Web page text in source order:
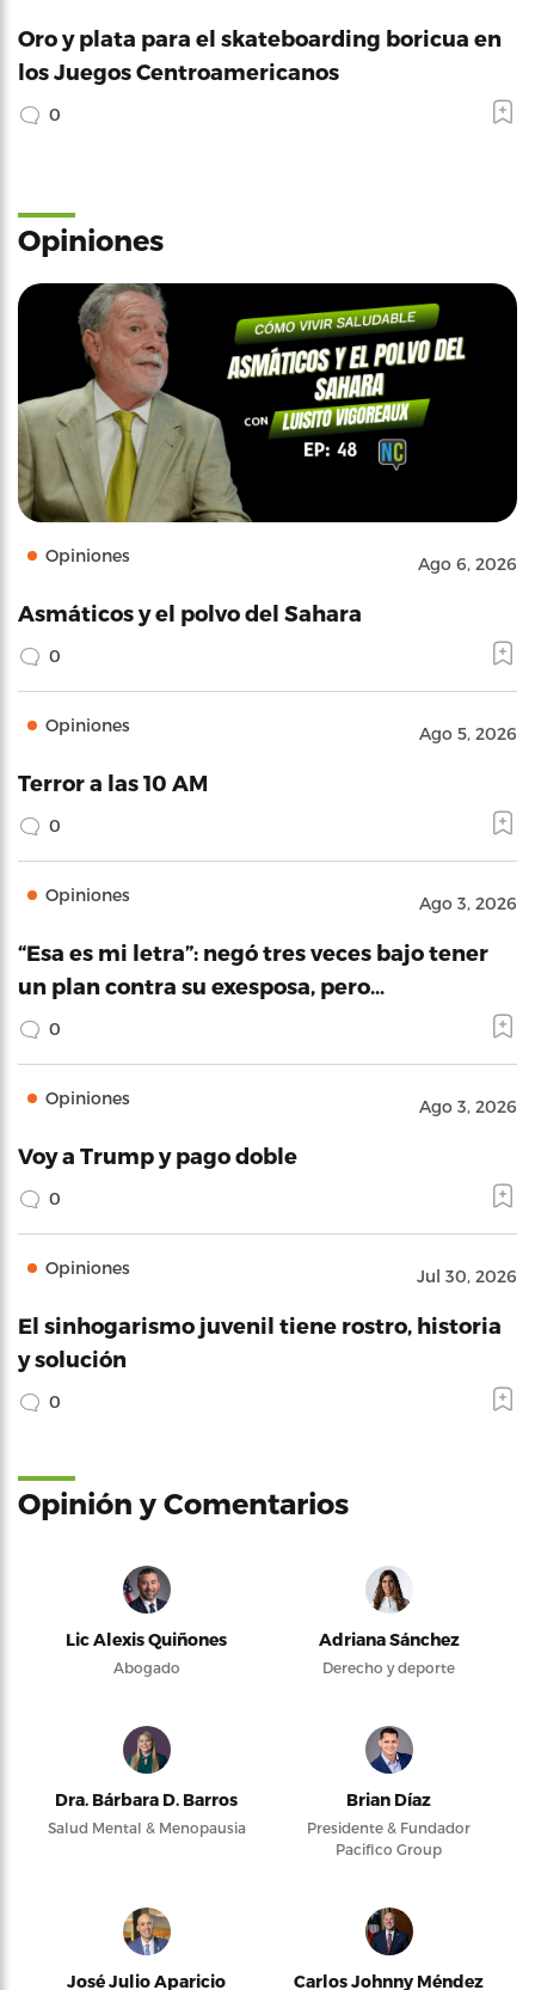
Oro y plata para el skateboarding boricua en
los Juegos Centroamericanos
0
Opiniones
Opiniones Ago 6, 2026
Asmáticos y el polvo del Sahara
0
Opiniones Ago 5, 2026
Terror a las 10 AM
0
Opiniones Ago 3, 2026
“Esa es mi letra”: negó tres veces bajo tener
un plan contra su exesposa, pero…
0
Opiniones Ago 3, 2026
Voy a Trump y pago doble
0
Opiniones Jul 30, 2026
El sinhogarismo juvenil tiene rostro, historia
y solución
0
Opinión y Comentarios
Lic Alexis Quiñones
Abogado
Adriana Sánchez
Derecho y deporte
Dra. Bárbara D. Barros
Salud Mental & Menopausia
Brian Díaz
Presidente & Fundador
Pacifico Group
José Julio Aparicio Carlos Johnny Méndez